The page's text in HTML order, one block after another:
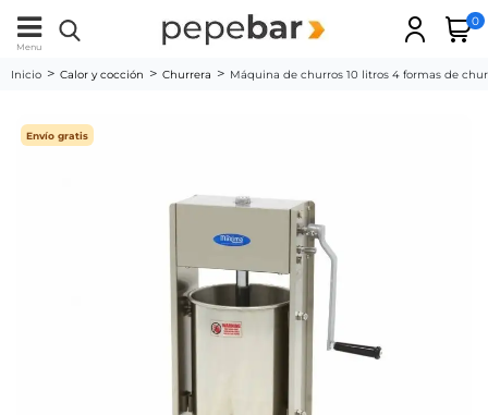
Menu
0
Inicio Calor y cocción Churrera Máquina de churros 10 litros 4 formas de
Envío gratis